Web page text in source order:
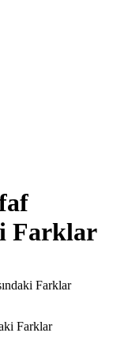
Farklar
Farklar